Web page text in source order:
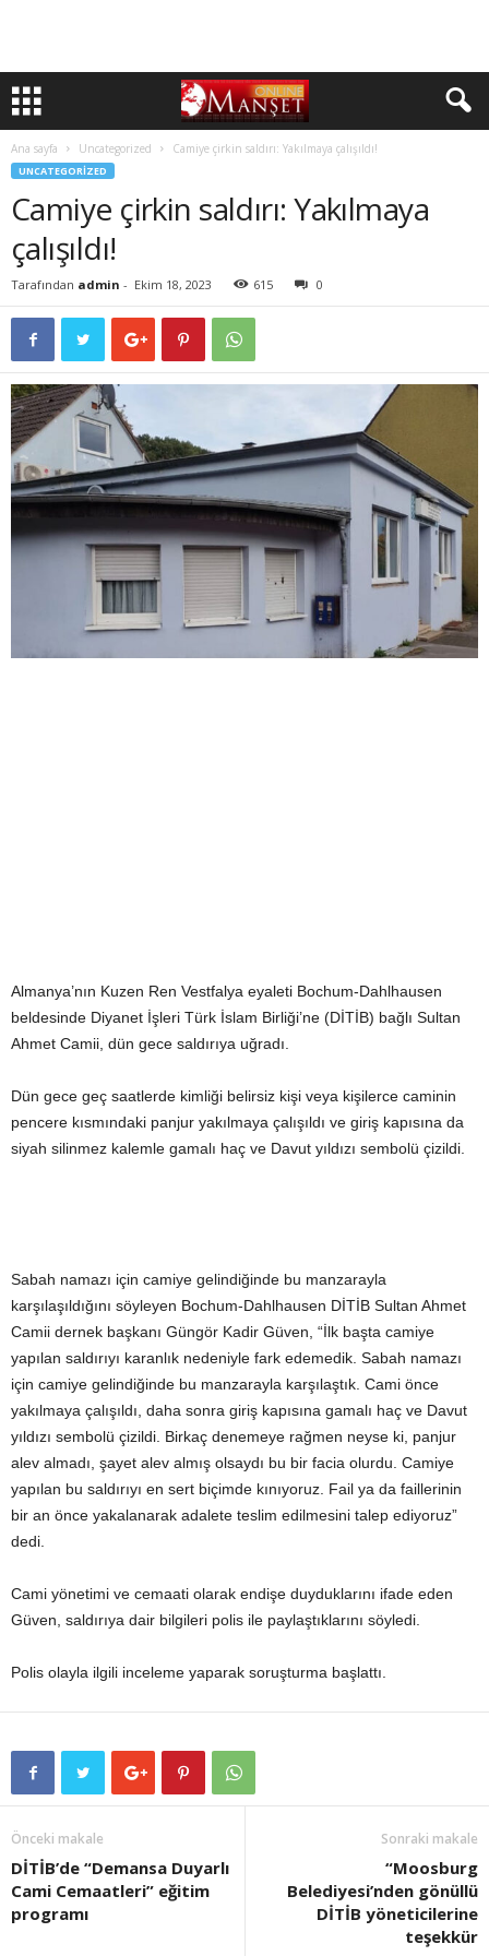
Ana sayfa Uncategorized Camiye çirkin saldırı: Yakılmaya çalışıldı!
UNCATEGORIZED
Camiye çirkin saldırı: Yakılmaya
çalışıldı!
Tarafından admin - Ekim 18, 2023 615 0
Almanya’nın Kuzen Ren Vestfalya eyaleti Bochum-Dahlhausen
beldesinde Diyanet İşleri Türk İslam Birliği’ne (DİTİB) bağlı Sultan
Ahmet Camii, dün gece saldırıya uğradı.
Dün gece geç saatlerde kimliği belirsiz kişi veya kişilerce caminin
pencere kısmındaki panjur yakılmaya çalışıldı ve giriş kapısına da
siyah silinmez kalemle gamalı haç ve Davut yıldızı sembolü çizildi.
Sabah namazı için camiye gelindiğinde bu manzarayla
karşılaşıldığını söyleyen Bochum-Dahlhausen DİTİB Sultan Ahmet
Camii dernek başkanı Güngör Kadir Güven, “İlk başta camiye
yapılan saldırıyı karanlık nedeniyle fark edemedik. Sabah namazı
için camiye gelindiğinde bu manzarayla karşılaştık. Cami önce
yakılmaya çalışıldı, daha sonra giriş kapısına gamalı haç ve Davut
yıldızı sembolü çizildi. Birkaç denemeye rağmen neyse ki, panjur
alev almadı, şayet alev almış olsaydı bu bir facia olurdu. Camiye
yapılan bu saldırıyı en sert biçimde kınıyoruz. Fail ya da faillerinin
bir an önce yakalanarak adalete teslim edilmesini talep ediyoruz”
dedi.
Cami yönetimi ve cemaati olarak endişe duyduklarını ifade eden
Güven, saldırıya dair bilgileri polis ile paylaştıklarını söyledi.
Polis olayla ilgili inceleme yaparak soruşturma başlattı.
Önceki makale
DİTİB’de “Demansa Duyarlı
Cami Cemaatleri” eğitim
programı
Sonraki makale
“Moosburg
Belediyesi’nden gönüllü
DİTİB yöneticilerine
teşekkür